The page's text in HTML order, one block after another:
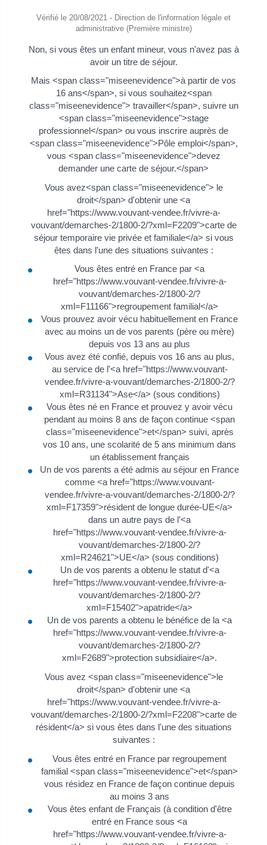
Vérifié le 20/08/2021 - Direction de l'information légale et
administrative (Première ministre)
Non, si vous êtes un enfant mineur, vous n'avez pas à
avoir un titre de séjour.
Mais <span class="miseenevidence">à partir de vos
16 ans</span>, si vous souhaitez<span
class="miseenevidence"> travailler</span>, suivre un
<span class="miseenevidence">stage
professionnel</span> ou vous inscrire auprès de
<span class="miseenevidence">Pôle emploi</span>,
vous <span class="miseenevidence">devez
demander une carte de séjour.</span>
Vous avez<span class="miseenevidence"> le
droit</span> d'obtenir une <a
href="https://www.vouvant-vendee.fr/vivre-a-
vouvant/demarches-2/1800-2/?xml=F2209">carte de
séjour temporaire vie privée et familiale</a> si vous
êtes dans l'une des situations suivantes :
Vous êtes entré en France par <a
href="https://www.vouvant-vendee.fr/vivre-a-
vouvant/demarches-2/1800-2/?
xml=F11166">regroupement familial</a>
Vous prouvez avoir vécu habituellement en France
avec au moins un de vos parents (père ou mère)
depuis vos 13 ans au plus
Vous avez été confié, depuis vos 16 ans au plus,
au service de l'<a href="https://www.vouvant-
vendee.fr/vivre-a-vouvant/demarches-2/1800-2/?
xml=R31134">Ase</a> (sous conditions)
Vous êtes né en France et prouvez y avoir vécu
pendant au moins 8 ans de façon continue <span
class="miseenevidence">et</span> suivi, après
vos 10 ans, une scolarité de 5 ans minimum dans
un établissement français
Un de vos parents a été admis au séjour en France
comme <a href="https://www.vouvant-
vendee.fr/vivre-a-vouvant/demarches-2/1800-2/?
xml=F17359">résident de longue durée-UE</a>
dans un autre pays de l'<a
href="https://www.vouvant-vendee.fr/vivre-a-
vouvant/demarches-2/1800-2/?
xml=R24621">UE</a> (sous conditions)
Un de vos parents a obtenu le statut d'<a
href="https://www.vouvant-vendee.fr/vivre-a-
vouvant/demarches-2/1800-2/?
xml=F15402">apatride</a>
Un de vos parents a obtenu le bénéfice de la <a
href="https://www.vouvant-vendee.fr/vivre-a-
vouvant/demarches-2/1800-2/?
xml=F2689">protection subsidiaire</a>.
Vous avez <span class="miseenevidence">le
droit</span> d'obtenir une <a
href="https://www.vouvant-vendee.fr/vivre-a-
vouvant/demarches-2/1800-2/?xml=F2208">carte de
résident</a> si vous êtes dans l'une des situations
suivantes :
Vous êtes entré en France par regroupement
familial <span class="miseenevidence">et</span>
vous résidez en France de façon continue depuis
au moins 3 ans
Vous êtes enfant de Français (à condition d'être
entré en France sous <a
href="https://www.vouvant-vendee.fr/vivre-a-